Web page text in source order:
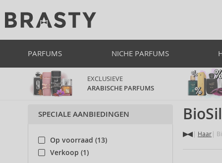
PARFUMS NICHE PARFUMS
EXCLUSIEVE
ARABISCHE PARFUMS
Haar
SPECIALE AANBIEDINGEN
Op voorraad (13)
Verkoop (1)